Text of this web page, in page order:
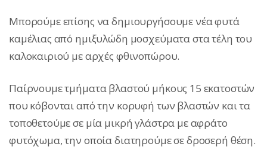
Μπορούμε επίσης να δημιουργήσουμε νέα φυτά
καμέλιας από ημιξυλώδη μοσχεύματα στα τέλη του
καλοκαιριού με αρχές φθινοπώρου.
Παίρνουμε τμήματα βλαστού μήκους 15 εκατοστών
που κόβονται από την κορυφή των βλαστών και τα
τοποθετούμε σε μία μικρή γλάστρα με αφράτο
φυτόχωμα, την οποία διατηρούμε σε δροσερή θέση.